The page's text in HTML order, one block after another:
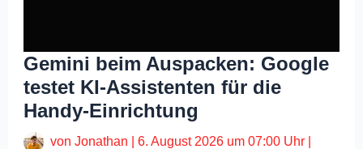
Gemini beim Auspacken: Google
testet KI-Assistenten für die
Handy-Einrichtung
vonJonathan |6. August 2026 um 07:00 Uhr